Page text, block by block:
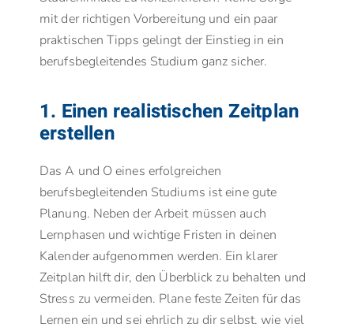
mit der richtigen Vorbereitung und ein paar
praktischen Tipps gelingt der Einstieg in ein
berufsbegleitendes Studium ganz sicher.
1. Einen realistischen Zeitplan
erstellen
Das A und O eines erfolgreichen
berufsbegleitenden Studiums ist eine gute
Planung. Neben der Arbeit müssen auch
Lernphasen und wichtige Fristen in deinen
Kalender aufgenommen werden. Ein klarer
Zeitplan hilft dir, den Überblick zu behalten und
Stress zu vermeiden. Plane feste Zeiten für das
Lernen ein und sei ehrlich zu dir selbst, wie viel